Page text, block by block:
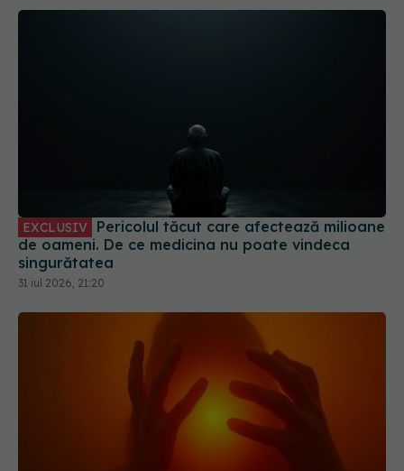
EXCLUSIV
de oameni. De ce medicina nu poate vindeca
singurătatea
31 iul 2026, 21:20